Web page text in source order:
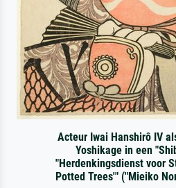
Acteur Iwai Hanshirô IV
Yoshikage in een
"Herdenkingsdienst voor
Potted Trees'" ("Mieiko